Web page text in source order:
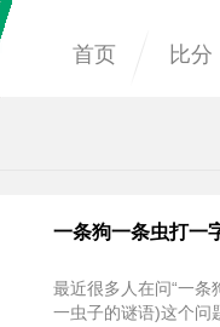
首页 比分
一条狗一条虫打一
最近很多人在问“一
一虫子的谜语)这个问